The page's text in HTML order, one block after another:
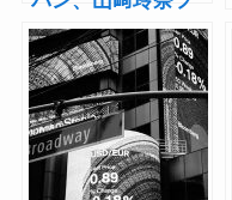
ライング！ミュー
ジカル『ピータ
ー・パン』開幕